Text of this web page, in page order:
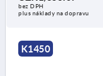
bez DPH
plus náklady na dopravu
K1450